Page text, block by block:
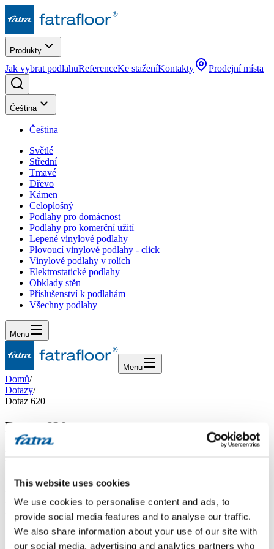
This website uses cookies
We use cookies to personalise content and ads, to
provide social media features and to analyse our traffic.
We also share information about your use of our site with
our social media, advertising and analytics partners who
Produkty
Jak vybrat podlahuReferenceKe staženíKontakty Prodejní místa
Čeština
Čeština
Světlé
Střední
Tmavé
Dřevo
Kámen
Celoplošný
Podlahy pro domácnost
Podlahy pro komerční užití
Lepené vinylové podlahy
Plovoucí vinylové podlahy - click
Vinylové podlahy v rolích
Elektrostatické podlahy
Obklady stěn
Příslušenství k podlahám
Všechny podlahy
Menu
Menu
Domů/
Dotazy/
Dotaz 620
Dotaz 620
Dobrý den, rekonstruujeme starší dům a pro vytápění jsme vybrali
podlahovou stěrkou ve výšce cca 2 cm a pak už se na ně pokládá
podlaha. Jako podlahovou krytinu jsme si vybrali Thermofix. Je tato
krytina pro podlahové vytápění vhodná? Bude tvarově stálá?
Nemůže se stát, že se třeba při změnách teplot (teplota vody v